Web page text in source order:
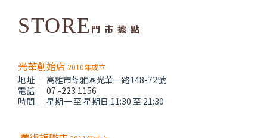
STORE門 市 據 點
光華創始店 2010年成立
地址 │ 高雄市苓雅區光華一路148-72號
電話 │ 07 -223 1156
時間 │ 星期一 至 星期日 11:30 至 21:30